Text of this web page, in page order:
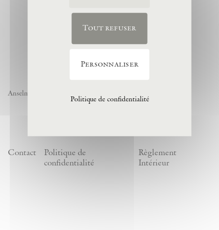
Anselm Kiefer « Noch nicht » , 1974, (c) Anselm Kiefer
Contact
Politique de
confidentialité
Règlement
Intérieur
Tout refuser
Personnaliser
Politique de confidentialité